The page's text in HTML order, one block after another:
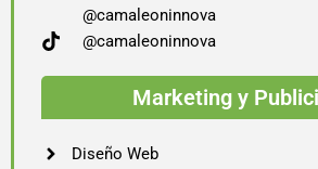
@camaleoninnova
@camaleoninnova
Marketing y
Diseño Web